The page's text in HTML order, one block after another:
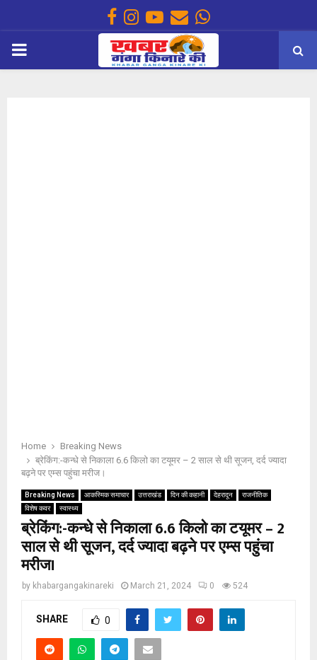
Facebook
Instagram
Youtube
EmailWhatsapp
PRIMARY
Home
Breaking News
ब्रेकिंग:-कन्धे से निकाला 6.6 किलो का टयूमर – 2 साल से थी सूजन, दर्द ज्यादा
बढ़ने पर एम्स पहुंचा मरीज।
Breaking News आकस्मिक समाचार उत्तराखंड दिन की कहानी देहरादून
राजनीतिक
विशेष कवर
स्वास्थ्य
ब्रेकिंग:-कन्धे से निकाला 6.6 किलो का टयूमर – 2
साल से थी सूजन, दर्द ज्यादा बढ़ने पर एम्स पहुंचा
मरीज।
by khabargangakinareki March 21, 2024 0 524
SHARE 0